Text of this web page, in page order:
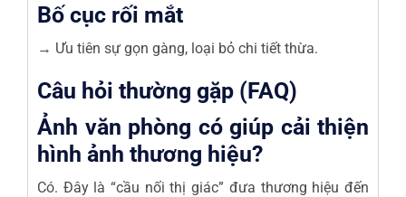
Bố cục rối mắt
→ Ưu tiên sự gọn gàng, loại bỏ chi tiết thừa.
Câu hỏi thường gặp (FAQ)
Ảnh văn phòng có giúp cải thiện
hình ảnh thương hiệu?
Có. Đây là “cầu nối thị giác” đưa thương hiệu đến